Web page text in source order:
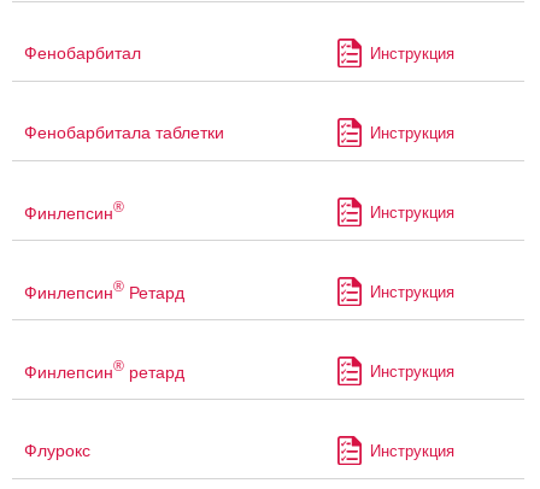
Фенобарбитал Инструкция
Фенобарбитала таблетки Инструкция
Финлепсин® Инструкция
Финлепсин® Ретард Инструкция
Финлепсин® ретард Инструкция
Флурокс Инструкция